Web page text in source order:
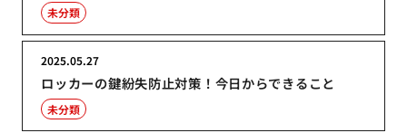
未分類
ロッカーの鍵紛失防止対策！今日からできること
2025.05.27
未分類